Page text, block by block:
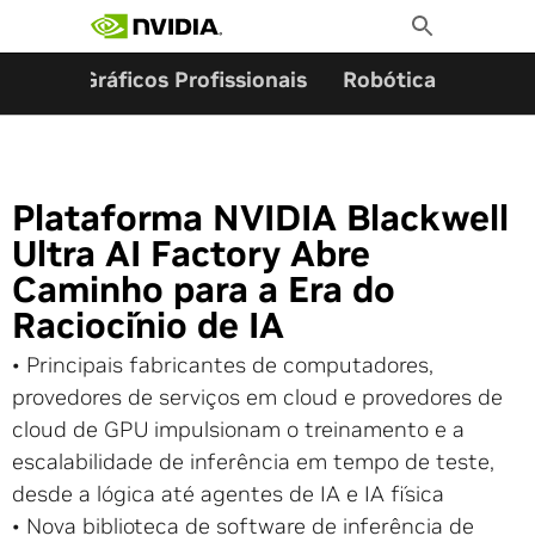
Toggle
Search
Gráficos Profissionais Robótica
Plataforma NVIDIA Blackwell
Ultra AI Factory Abre
Caminho para a Era do
Raciocínio de IA
• Principais fabricantes de computadores,
provedores de serviços em cloud e provedores de
cloud de GPU impulsionam o treinamento e a
escalabilidade de inferência em tempo de teste,
desde a lógica até agentes de IA e IA física
• Nova biblioteca de software de inferência de